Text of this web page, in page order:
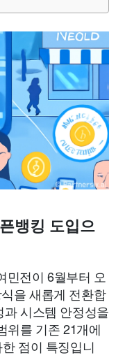
뱅킹 도입으
민전이 6월부터 오
을 새롭게 전환합
시스템 안정성을
위를 기존 21개에
점이 특징입니